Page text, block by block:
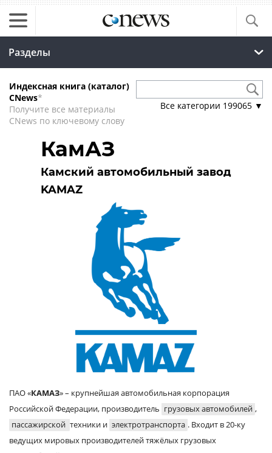
Разделы
Индексная книга (каталог)
CNews*
Получите все материалы
CNews по ключевому слову
Все категории 199065 ▼
КамАЗ
Камский автомобильный завод
KAMAZ
ПАО «КАМАЗ» – крупнейшая автомобильная корпорация
Российской Федерации, производитель грузовых автомобилей ,
пассажирской техники и электротранспорта . Входит в 20-ку
ведущих мировых производителей тяжёлых грузовых